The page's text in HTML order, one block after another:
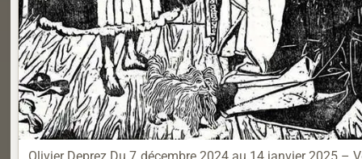
Olivier Deprez Du 7 décembre 2024 au 14 janvier 2025 –